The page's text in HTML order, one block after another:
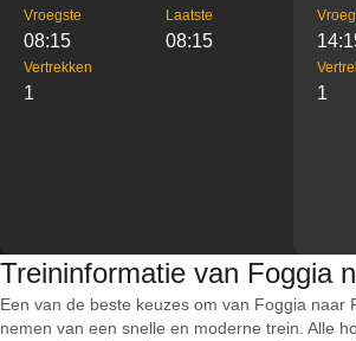
Vroegste
08:15
Laatste
08:15
Vertrekken
1 1
Treininformatie van Foggia
Een van de beste keuzes om van Foggia naar
nemen van een snelle en moderne trein. Alle